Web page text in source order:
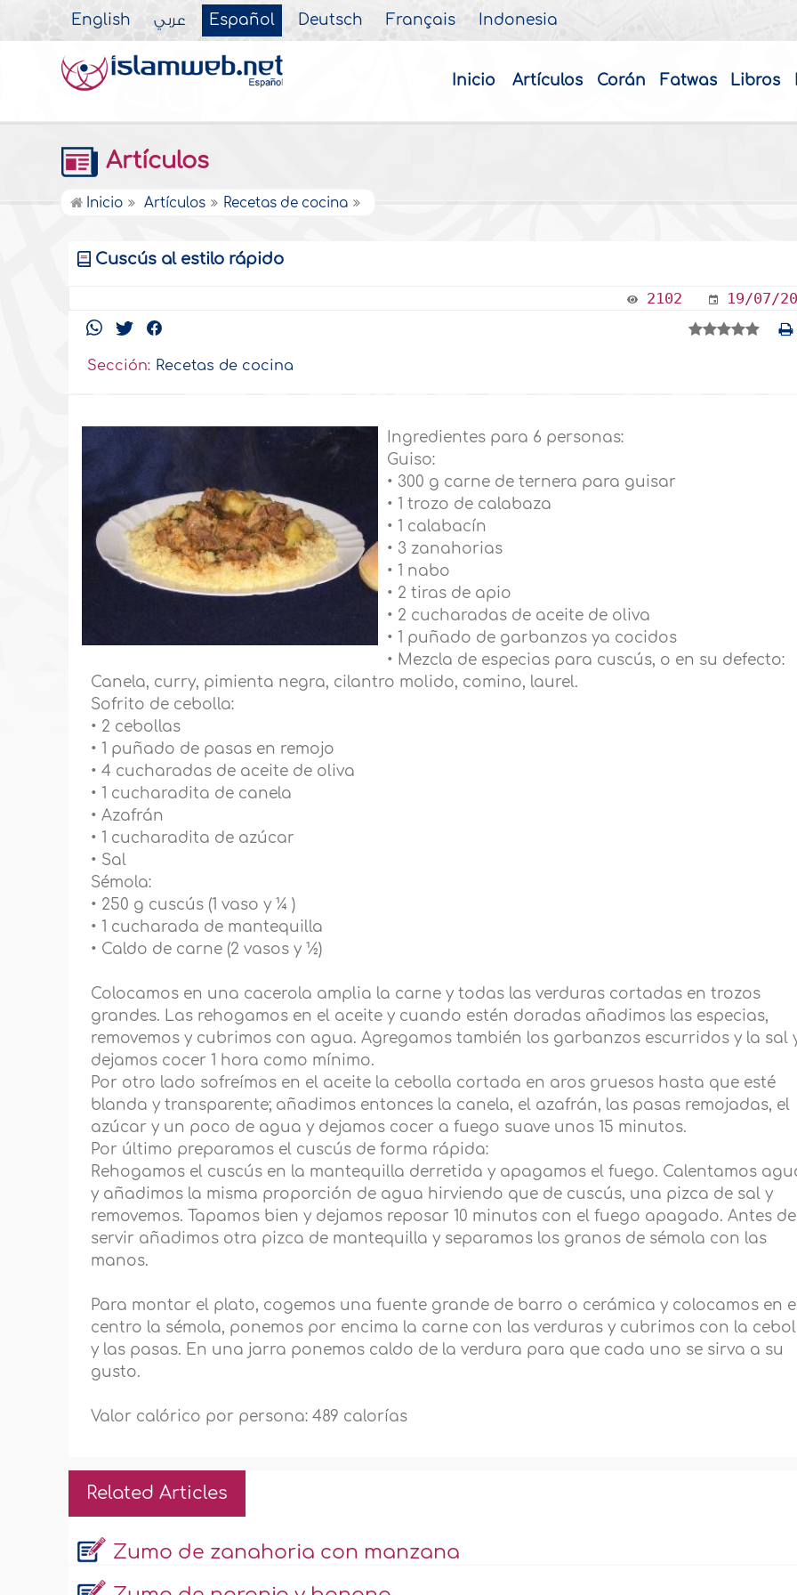
English عربي Español Deutsch Français Indonesia
Inicio Artículos Corán Fatwas Libros
Artículos
Inicio Artículos Recetas de cocina
Cuscús al estilo rápido
2102 19/07/
Sección: Recetas de cocina
Ingredientes para 6 personas:
Guiso:
• 300 g carne de ternera para guisar
• 1 trozo de calabaza
• 1 calabacín
• 3 zanahorias
• 1 nabo
• 2 tiras de apio
• 2 cucharadas de aceite de oliva
• 1 puñado de garbanzos ya cocidos
• Mezcla de especias para cuscús, o en su defecto:
Canela, curry, pimienta negra, cilantro molido, comino, laurel.
Sofrito de cebolla:
• 2 cebollas
• 1 puñado de pasas en remojo
• 4 cucharadas de aceite de oliva
• 1 cucharadita de canela
• Azafrán
• 1 cucharadita de azúcar
• Sal
Sémola:
• 250 g cuscús (1 vaso y ¼ )
• 1 cucharada de mantequilla
• Caldo de carne (2 vasos y ½)
Colocamos en una cacerola amplia la carne y todas las verduras cortadas en trozos
grandes. Las rehogamos en el aceite y cuando estén doradas añadimos las especias,
removemos y cubrimos con agua. Agregamos también los garbanzos escurridos y la sal
dejamos cocer 1 hora como mínimo.
Por otro lado sofreímos en el aceite la cebolla cortada en aros gruesos hasta que esté
blanda y transparente; añadimos entonces la canela, el azafrán, las pasas remojadas, el
azúcar y un poco de agua y dejamos cocer a fuego suave unos 15 minutos.
Por último preparamos el cuscús de forma rápida:
Rehogamos el cuscús en la mantequilla derretida y apagamos el fuego. Calentamos
y añadimos la misma proporción de agua hirviendo que de cuscús, una pizca de sal y
removemos. Tapamos bien y dejamos reposar 10 minutos con el fuego apagado. Antes de
servir añadimos otra pizca de mantequilla y separamos los granos de sémola con las
manos.
Para montar el plato, cogemos una fuente grande de barro o cerámica y colocamos en
centro la sémola, ponemos por encima la carne con las verduras y cubrimos con la
y las pasas. En una jarra ponemos caldo de la verdura para que cada uno se sirva a su
gusto.
Valor calórico por persona: 489 calorías
Related Articles
Zumo de zanahoria con manzana